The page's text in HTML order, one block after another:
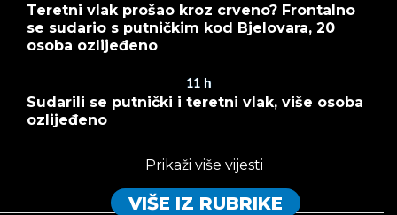
Teretni vlak prošao kroz crveno? Frontalno
se sudario s putničkim kod Bjelovara, 20
osoba ozlijeđeno
11 h
Sudarili se putnički i teretni vlak, više osoba
ozlijeđeno
Prikaži više vijesti
VIŠE IZ RUBRIKE